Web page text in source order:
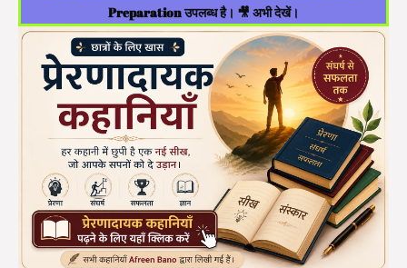
Preparation उपलब्ध है। 🎥 अभी देखें।